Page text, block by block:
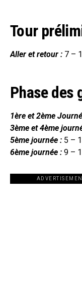
Tour
Aller et retour : 7 –
Phase des
1ère et 2ème
3ème et 4ème
5ème journée : 5 –
6ème journée : 9 –